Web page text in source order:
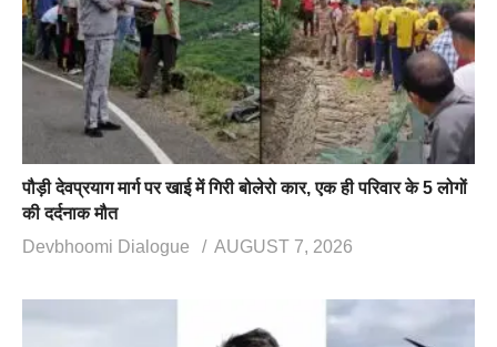
पौड़ी देवप्रयाग मार्ग पर खाई में गिरी बोलेरो कार, एक ही परिवार के 5 लोगों
की दर्दनाक मौत
Devbhoomi Dialogue
AUGUST 7, 2026